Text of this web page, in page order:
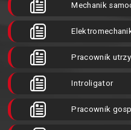
Mechanik
Pracownik
Introligator
Pracownik